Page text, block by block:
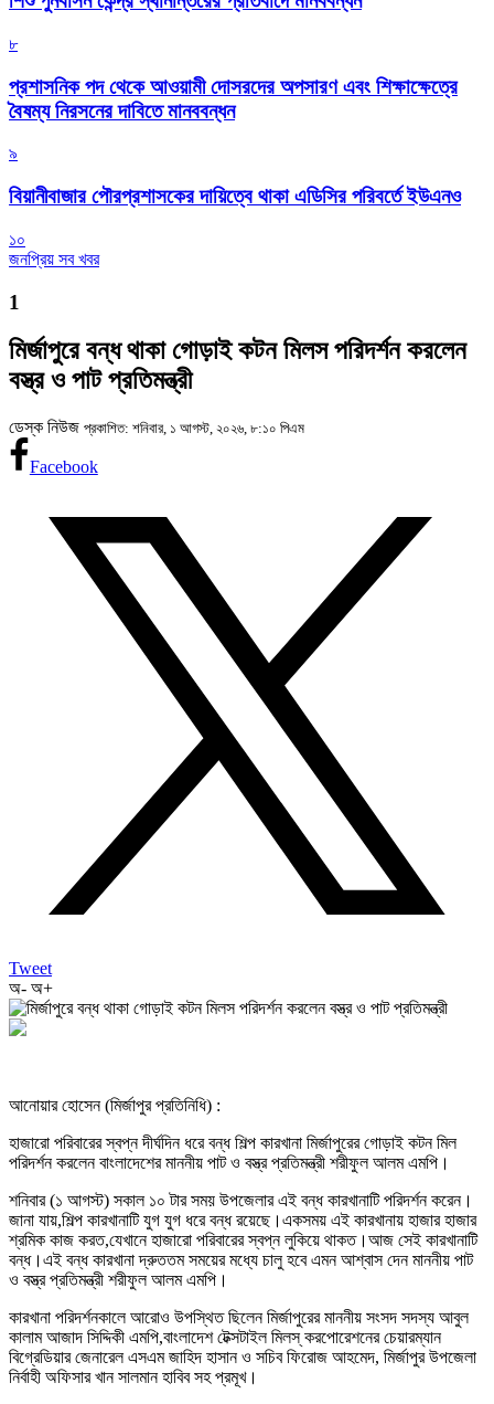
৮
প্রশাসনিক পদ থেকে আওয়ামী দোসরদের অপসারণ এবং শিক্ষাক্ষেত্রে
বৈষম্য নিরসনের দাবিতে মানববন্ধন
৯
বিয়ানীবাজার পৌরপ্রশাসকের দায়িত্বে থাকা এডিসির পরিবর্তে ইউএনও
১০
জনপ্রিয় সব খবর
1
মির্জাপুরে বন্ধ থাকা গোড়াই কটন মিলস পরিদর্শন করলেন
বস্ত্র ও পাট প্রতিমন্ত্রী
ডেস্ক নিউজ প্রকাশিত: শনিবার, ১ আগস্ট, ২০২৬, ৮:১০ পিএম
Facebook
Tweet
অ- অ+
আনোয়ার হোসেন (মির্জাপুর প্রতিনিধি) :
হাজারো পরিবারের স্বপ্ন দীর্ঘদিন ধরে বন্ধ শিল্প কারখানা মির্জাপুরের গোড়াই কটন মিল
পরিদর্শন করলেন বাংলাদেশের মাননীয় পাট ও বস্ত্র প্রতিমন্ত্রী শরীফুল আলম এমপি।
শনিবার (১ আগস্ট) সকাল ১০ টার সময় উপজেলার এই বন্ধ কারখানাটি পরিদর্শন করেন।
জানা যায়,শিল্প কারখানাটি যুগ যুগ ধরে বন্ধ রয়েছে।একসময় এই কারখানায় হাজার হাজার
শ্রমিক কাজ করত,যেখানে হাজারো পরিবারের স্বপ্ন লুকিয়ে থাকত।আজ সেই কারখানাটি
বন্ধ।এই বন্ধ কারখানা দ্রুততম সময়ের মধ্যে চালু হবে এমন আশ্বাস দেন মাননীয় পাট
ও বস্ত্র প্রতিমন্ত্রী শরীফুল আলম এমপি।
কারখানা পরিদর্শনকালে আরোও উপস্থিত ছিলেন মির্জাপুরের মাননীয় সংসদ সদস্য আবুল
কালাম আজাদ সিদ্দিকী এমপি,বাংলাদেশ টেক্সটাইল মিলস্ করপোরেশনের চেয়ারম্যান
বিগ্রেডিয়ার জেনারেল এসএম জাহিদ হাসান ও সচিব ফিরোজ আহমেদ, মির্জাপুর উপজেলা
নির্বাহী অফিসার খান সালমান হাবিব সহ প্রমূখ।